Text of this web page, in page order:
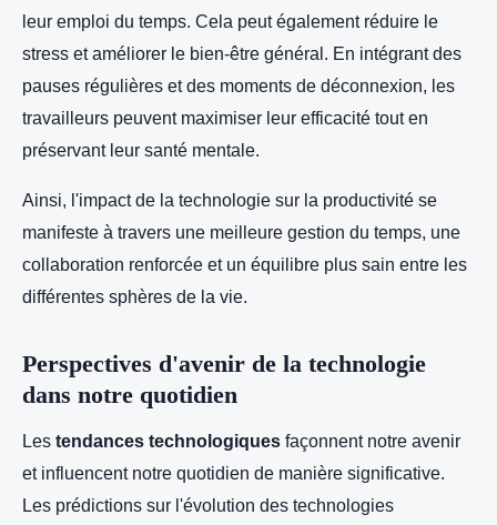
leur emploi du temps. Cela peut également réduire le
stress et améliorer le bien-être général. En intégrant des
pauses régulières et des moments de déconnexion, les
travailleurs peuvent maximiser leur efficacité tout en
préservant leur santé mentale.
Ainsi, l'impact de la technologie sur la productivité se
manifeste à travers une meilleure gestion du temps, une
collaboration renforcée et un équilibre plus sain entre les
différentes sphères de la vie.
Perspectives d'avenir de la technologie
dans notre quotidien
Les tendances technologiques façonnent notre avenir
et influencent notre quotidien de manière significative.
Les prédictions sur l'évolution des technologies